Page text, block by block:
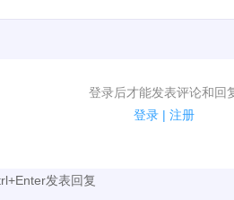
登录后才能发表评论和回
登录 | 注册
户可以发表评论了！
发表回复